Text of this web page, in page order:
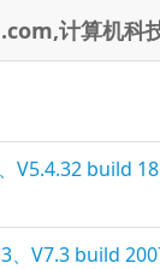
计算机科
V5.4.32 build
、V7.3 build